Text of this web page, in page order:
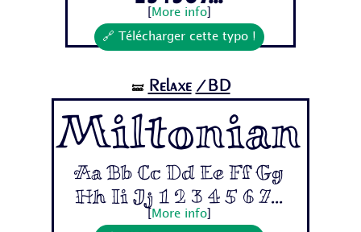
More info]
🔗 Télécharger cette typo !
🝛 Relaxe /BD
Miltonian
Aa Bb Cc Dd Ee Ff Gg
Hh Ii Jj 1 2 3 4 5 6 7...
More info]